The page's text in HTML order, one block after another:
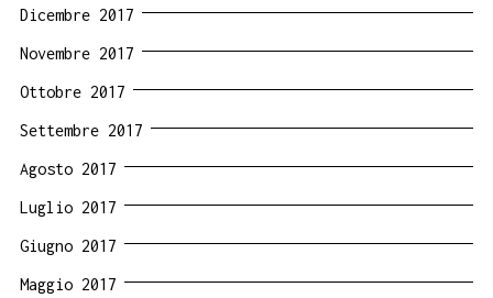
Dicembre 2017
Novembre 2017
Ottobre 2017
Settembre 2017
Agosto 2017
Luglio 2017
Giugno 2017
Maggio 2017